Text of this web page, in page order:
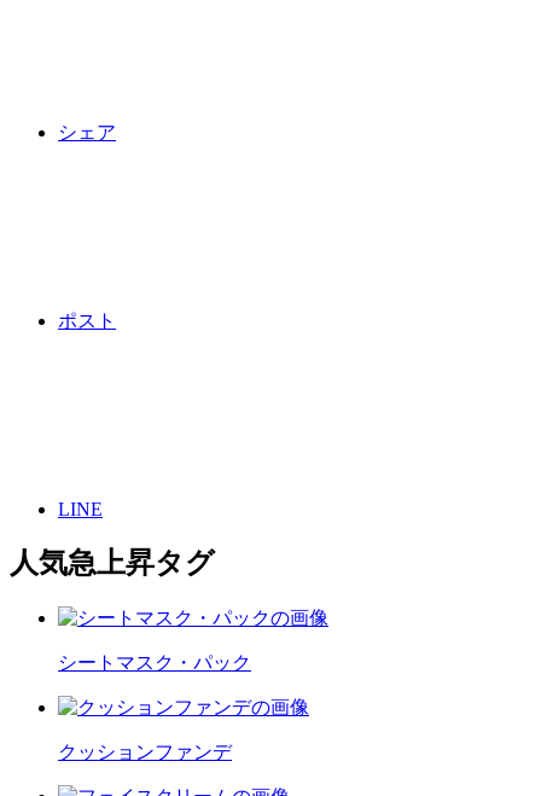
シェア
ポスト
LINE
人気急上昇タグ
シートマスク・パック
クッションファンデ